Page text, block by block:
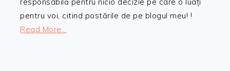
pentru voi, citind postările de pe blogul meu! !
Read More…